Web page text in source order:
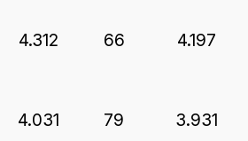
4.312 66 4.197
4.031 79 3.931